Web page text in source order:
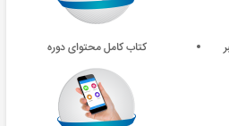
کتاب کامل محتوای دوره